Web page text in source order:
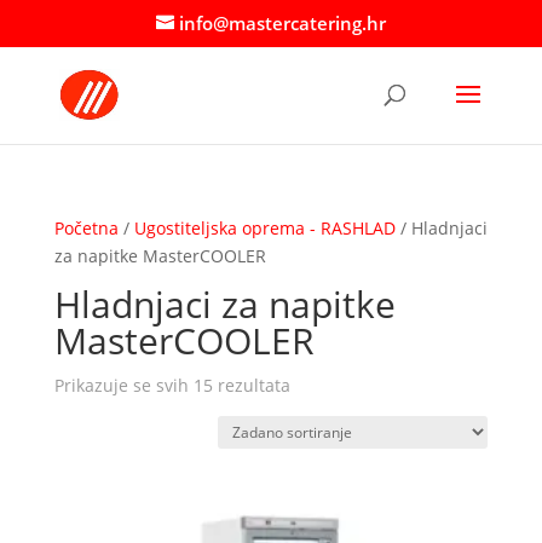
info@mastercatering.hr
Početna / Ugostiteljska oprema - RASHLAD/ Hladnjaci
za napitke MasterCOOLER
Hladnjaci za napitke
MasterCOOLER
Prikazuje se svih 15 rezultata